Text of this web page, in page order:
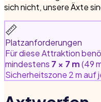
sich nicht, unsere Äxte
📏
Platzanforderungen
Für diese Attraktion
mindestens 7 × 7 m(49
Sicherheitszone 2 m